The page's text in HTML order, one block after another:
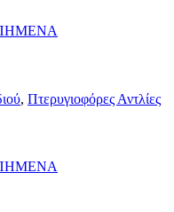
, Πτερυγιοφόρες Αντλίες